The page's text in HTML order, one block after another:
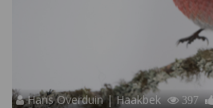
Hans Overduin | Haakbek 397